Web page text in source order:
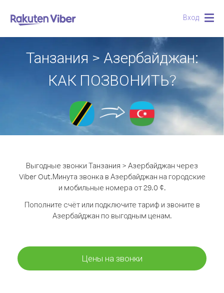
Вход
Танзания > Азербайджан:
КАК ПОЗВОНИТЬ?
Выгодные звонки Танзания > Азербайджан через
Viber Out.Минута звонка в Азербайджан на городские
и мобильные номера от 29.0 ¢.
Пополните счёт или подключите тариф и звоните в
Азербайджан по выгодным ценам.
Цены на звонки